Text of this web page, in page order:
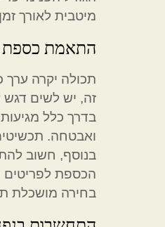
מיטבית לאורך
התאמת כספת
תכולה יקרה ערך
זה, יש לשים דגש
בדרך כלל
ואבטחה.
בנוסף, חשוב
הכספת לפריטים
בחירה מושכלת